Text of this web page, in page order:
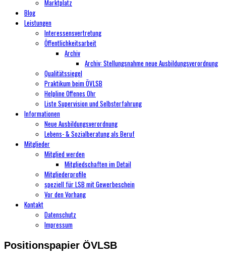
Marktplatz
Blog
Leistungen
Interessensvertretung
Öffentlichkeitsarbeit
Archiv
Archiv: Stellungsnahme neue Ausbildungsverordnung
Qualitätssiegel
Praktikum beim ÖVLSB
Helpline Offenes Ohr
Liste Supervision und Selbsterfahrung
Informationen
Neue Ausbildungsverordnung
Lebens- & Sozialberatung als Beruf
Mitglieder
Mitglied werden
Mitgliedschaften im Detail
Mitgliederprofile
speziell für LSB mit Gewerbeschein
Vor den Vorhang
Kontakt
Datenschutz
Impressum
Positionspapier ÖVLSB